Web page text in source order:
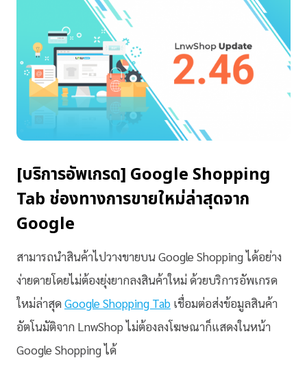
[บริการอัพเกรด] Google Shopping
Tab ช่องทางการขายใหม่ล่าสุดจาก
Google
สามารถนำสินค้าไปวางขายบน Google Shopping ได้อย่าง
ง่ายดายโดยไม่ต้องยุ่งยากลงสินค้าใหม่ ด้วยบริการอัพเกรด
ใหม่ล่าสุด Google Shopping Tab เชื่อมต่อส่งข้อมูลสินค้า
อัตโนมัติจาก LnwShop ไม่ต้องลงโฆษณาก็แสดงในหน้า
Google Shopping ได้